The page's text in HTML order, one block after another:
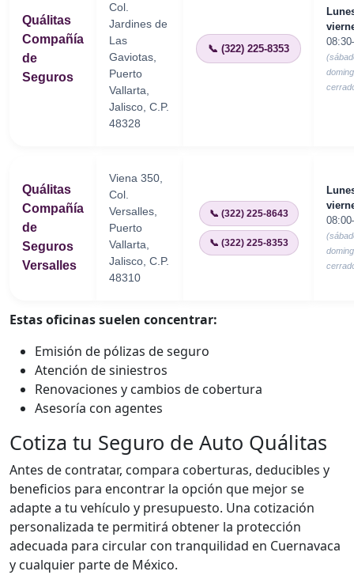
Quálitas
Compañía
de
Seguros
Col.
Jardines de
Las
Gaviotas,
Puerto
Vallarta,
Jalisco, C.P.
48328
📞 (322) 225-8353
Quálitas
Compañía
de
Seguros
Versalles
Viena 350,
Col.
Versalles,
Puerto
Vallarta,
Jalisco, C.P.
48310
📞 (322) 225-8643
📞 (322) 225-8353
Estas oficinas suelen concentrar:
Emisión de pólizas de seguro
Atención de siniestros
Renovaciones y cambios de cobertura
Asesoría con agentes
Cotiza tu Seguro de Auto Quálitas
Antes de contratar, compara coberturas, deducibles y
beneficios para encontrar la opción que mejor se
adapte a tu vehículo y presupuesto. Una cotización
personalizada te permitirá obtener la protección
adecuada para circular con tranquilidad en Cuernavaca
y cualquier parte de México.